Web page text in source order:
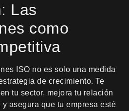
Las
como
ISO no es solo una medida
de crecimiento. Te
tu sector, mejora tu relación
asegura que tu empresa esté